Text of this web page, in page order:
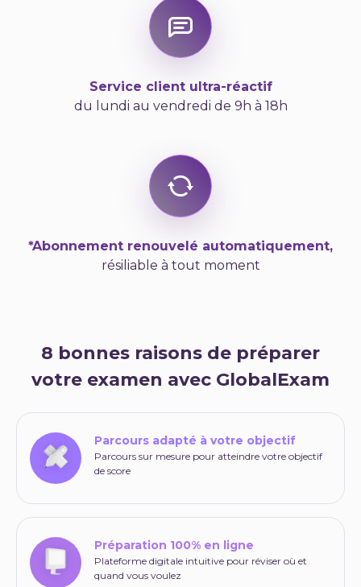
Service client ultra-réactif
du lundi au vendredi de 9h à 18h
*Abonnement renouvelé automatiquement,
résiliable à tout moment
8 bonnes raisons de préparer
votre examen avec GlobalExam
Parcours adapté à votre objectif
Parcours sur mesure pour atteindre votre objectif
de score
Préparation 100% en ligne
Plateforme digitale intuitive pour réviser où et
quand vous voulez